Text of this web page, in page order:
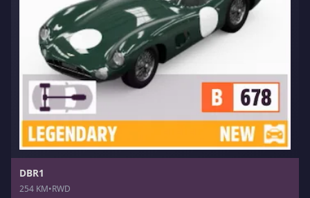
DBR1
254 KM•RWD